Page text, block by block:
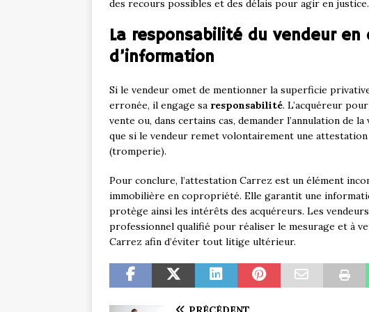
des recours possibles et des délais pour agir en justice.
La responsabilité du vendeur
d’information
Si le vendeur omet de mentionner la superficie
erronée, il engage sa responsabilité. L’acquéreur
vente ou, dans certains cas, demander l’annulation de
que si le vendeur remet volontairement une
(tromperie).
Pour conclure, l’attestation Carrez est un élément
immobilière en copropriété. Elle garantit une
protège ainsi les intérêts des acquéreurs. Les
professionnel qualifié pour réaliser le mesurage et à
Carrez afin d’éviter tout litige ultérieur.